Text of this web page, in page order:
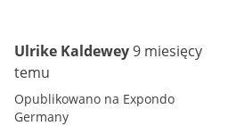
Ulrike Kaldewey9 miesięcy
temu
Opublikowano na Expondo
Germany